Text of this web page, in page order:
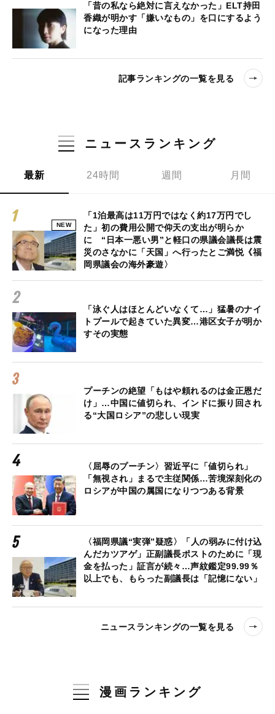
「昔の私なら絶対に言えなかった」ELT持田
香織が明かす「嫌いなもの」を口にするよう
になった理由
記事ランキングの一覧を見る
ニュースランキング
最新 24時間 週間 月間
NEW
「1泊最高は11万円ではなく約17万円でし
た」初の費用公開で仰天の支出が明らか
に “日本一悪い男”と軽口の県議会議長は震
災のさなかに「天国」へ行ったとご満悦《福
岡県議会の海外豪遊〉
「泳ぐ人はほとんどいなくて…」猛暑のナイ
トプールで起きていた異変…港区女子が明か
すその実態
プーチンの絶望「もはや頼れるのは金正恩だ
け」…中国に値切られ、インドに振り回され
る“大国ロシア”の悲しい現実
〈屈辱のプーチン〉習近平に「値切られ」
「無視され」まるで主従関係…苦境深刻化の
ロシアが中国の属国になりつつある背景
〈福岡県議“実弾”疑惑〉「人の弱みに付け込
んだカツアゲ」正副議長ポストのために「現
金を払った」証言が続々…声紋鑑定99.99％
以上でも、もらった副議長は「記憶にない」
ニュースランキングの一覧を見る
漫画ランキング